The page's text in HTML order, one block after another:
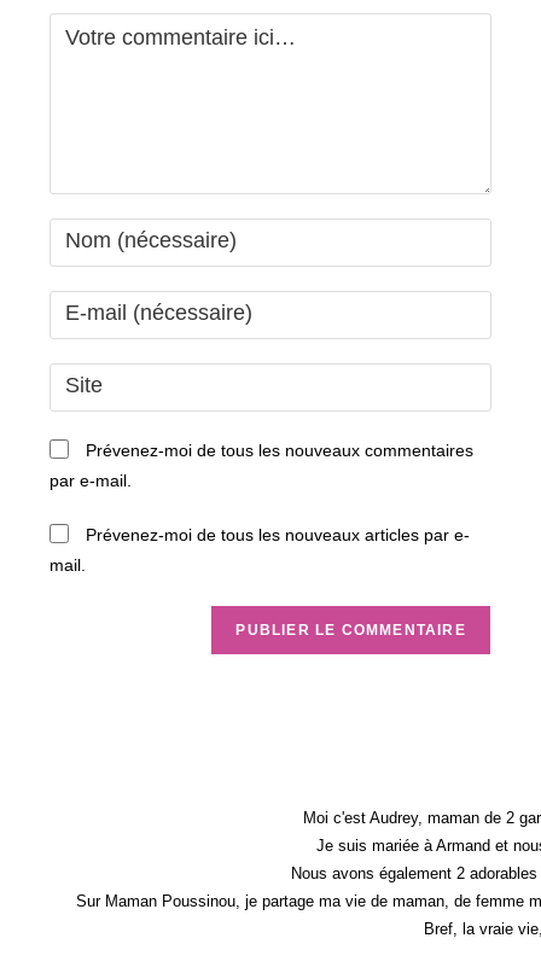
Comment
Enter
your
name
comment
Enter
your
email
address
comment
Saisir
l’URL
de
site
(facultatif)
Prévenez-moi de tous les nouveaux commentaires
par e-mail.
Prévenez-moi de tous les nouveaux articles par e-
mail.
Moi c'est Audrey, maman de 2
Je suis mariée à Armand et
Nous avons également 2
Sur Maman Poussinou, je partage ma vie de maman, de femme
Bref, la vraie